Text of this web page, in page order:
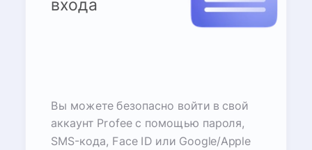
входа
Вы можете безопасно войти в свой
аккаунт Profee с помощью пароля,
SMS-кода, Face ID или Google/Apple